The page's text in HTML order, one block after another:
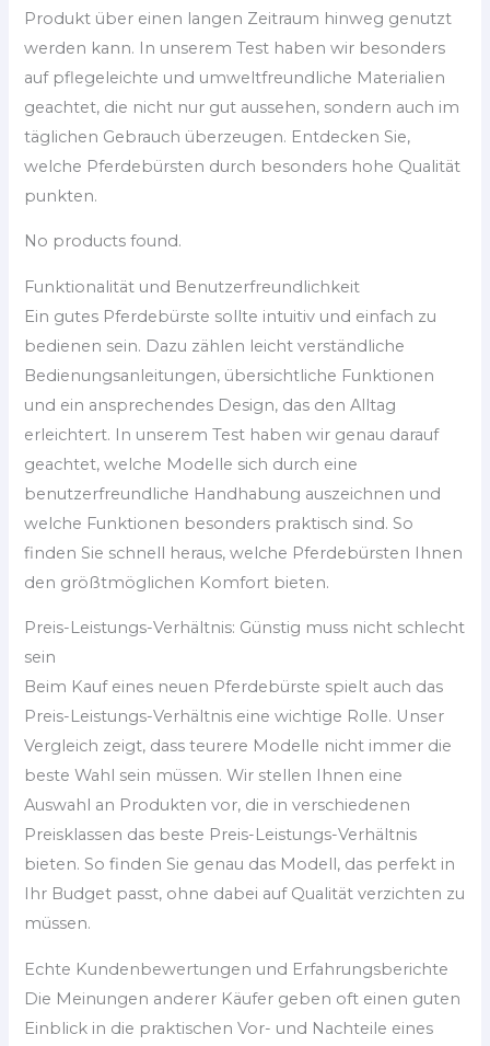
Produkt über einen langen Zeitraum hinweg genutzt
werden kann. In unserem Test haben wir besonders
auf pflegeleichte und umweltfreundliche Materialien
geachtet, die nicht nur gut aussehen, sondern auch im
täglichen Gebrauch überzeugen. Entdecken Sie,
welche Pferdebürsten durch besonders hohe Qualität
punkten.
No products found.
Funktionalität und Benutzerfreundlichkeit
Ein gutes Pferdebürste sollte intuitiv und einfach zu
bedienen sein. Dazu zählen leicht verständliche
Bedienungsanleitungen, übersichtliche Funktionen
und ein ansprechendes Design, das den Alltag
erleichtert. In unserem Test haben wir genau darauf
geachtet, welche Modelle sich durch eine
benutzerfreundliche Handhabung auszeichnen und
welche Funktionen besonders praktisch sind. So
finden Sie schnell heraus, welche Pferdebürsten Ihnen
den größtmöglichen Komfort bieten.
Preis-Leistungs-Verhältnis: Günstig muss nicht schlecht
sein
Beim Kauf eines neuen Pferdebürste spielt auch das
Preis-Leistungs-Verhältnis eine wichtige Rolle. Unser
Vergleich zeigt, dass teurere Modelle nicht immer die
beste Wahl sein müssen. Wir stellen Ihnen eine
Auswahl an Produkten vor, die in verschiedenen
Preisklassen das beste Preis-Leistungs-Verhältnis
bieten. So finden Sie genau das Modell, das perfekt in
Ihr Budget passt, ohne dabei auf Qualität verzichten zu
müssen.
Echte Kundenbewertungen und Erfahrungsberichte
Die Meinungen anderer Käufer geben oft einen guten
Einblick in die praktischen Vor- und Nachteile eines